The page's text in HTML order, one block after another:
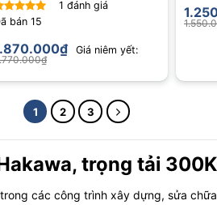
xếp
sao
1 đánh giá
bán 15
₫
Giá niêm yết:
₫
1 2 3
trọng tải
các công trình xây dựng, sửa